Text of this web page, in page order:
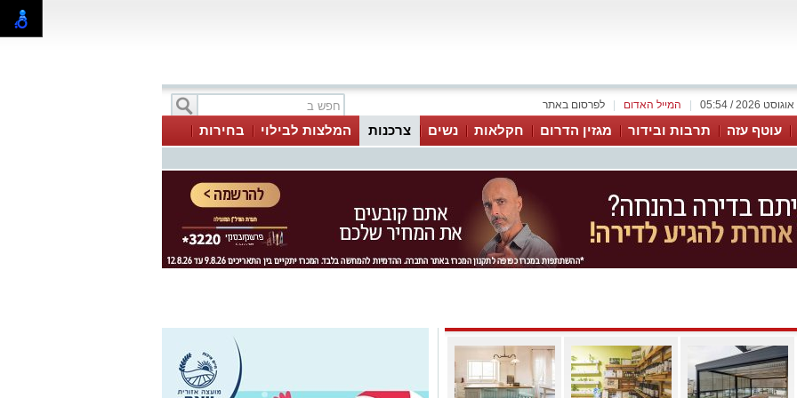
לפרסום באתר המייל האדום
עוטף עזה תרבות ובידור מגזין הדרום חקלאות נשים צרכנות המלצות לבילוי
בחירות